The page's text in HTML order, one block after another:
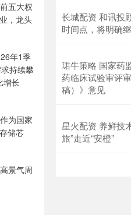
五大权
，龙头
年1季
持续攀
增长
为国家
储芯
景气周
长城配资 和讯投
时间点，将明确
珺牛策略 国家药
药临床试验审评
稿）》意见
星火配资 养鲜技
旅”走近“安橙”